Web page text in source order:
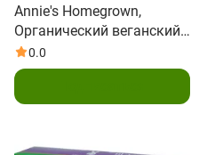
Annie's Homegrown,
Органический веганский
мак, Вкус сыра чеддер, 6
унц. (170 г)
0.0